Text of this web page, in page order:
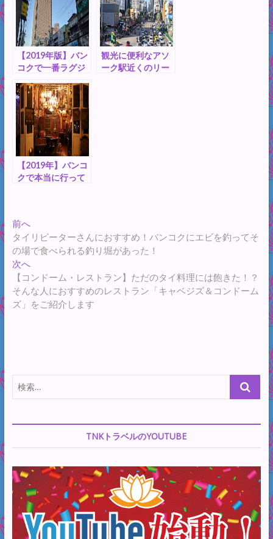
に行ってきまし
た！
きなタイ人があふ
れる「RCA」を歩
いてきました。
【2019年版】バン
コクで一番ラグジ
スポット「ルブア
」への行き方まと
め。特別な夜を過
ごすならここ！
観光に便利なアソ
ーク駅近くのリー
【2019年】バンコ
クで本当に行って
が実際にいった感
想をレビューしま
す。
投
稿
ナ
ビ
ゲ
ン
前へ過
去
の
投
稿:
タイリピーターさんにおすすめ！バンコクにエビを釣ってそ
の場で食べられる釣り堀があった！
次へ次
の
投
稿:
【コンドーム・レストラン】ただのタイ料理には飽きた！？
そんな人におすすめのレストラン「キャベジズ＆コンドーム
ズ」をご紹介します
索…
TNKトラベルのYOUTUBE